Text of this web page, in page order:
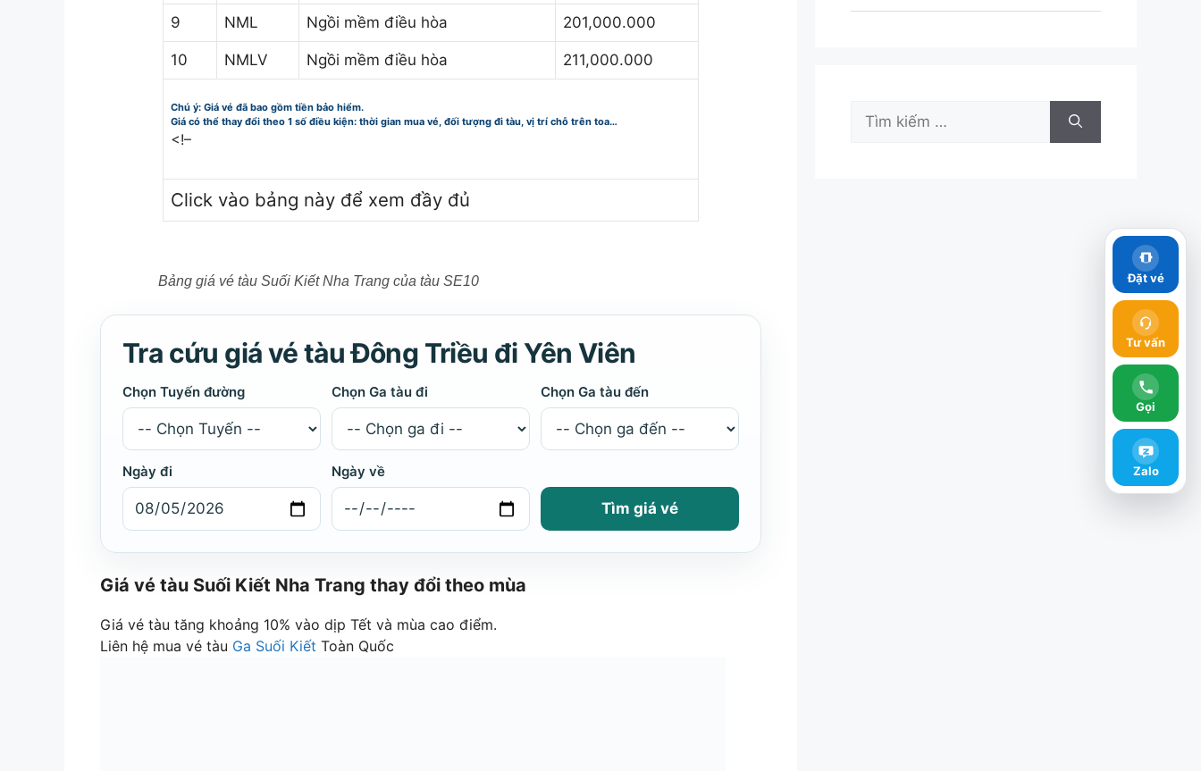
9 NML Ngồi mềm điều hòa 201,000.000
10 NMLV Ngồi mềm điều hòa 211,000.000
Chú ý: Giá vé đã bao gồm tiền bảo hiểm.
Giá có thể thay đổi theo 1 số điều kiện: thời gian mua vé, đối tượng đi tàu, vị trí chỗ trên toa…
<!–
Click vào bảng này để xem đầy đủ
Bảng giá vé tàu Suối Kiết Nha Trang của tàu SE10
Tra cứu giá vé tàu Đông Triều đi Yên Viên
Chọn Tuyến đường Chọn Ga tàu đi Chọn Ga tàu đến
Ngày đi Ngày về
Tìm giá vé
Giá vé tàu Suối Kiết Nha Trang thay đổi theo mùa
Giá vé tàu tăng khoảng 10% vào dịp Tết và mùa cao điểm.
Liên hệ mua vé tàu Ga Suối Kiết Toàn Quốc
Tìm
kiếm
Đặt vé
Tư vấn
Gọi
Zalo